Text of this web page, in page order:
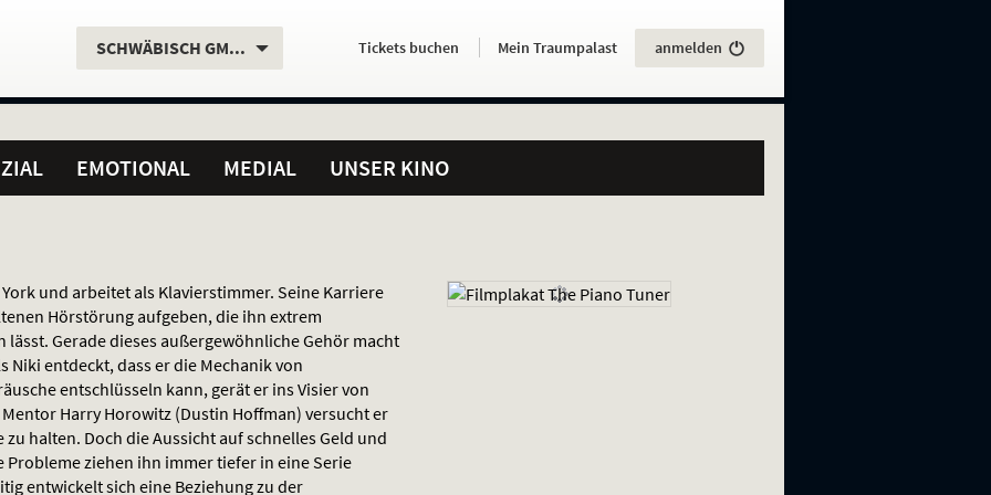
Aktueller
SCHWÄBISCH GMÜND. Servicefunktionen
Aktuelles
HierTickets buchen . Mein Traumpalast anmelden
EMOTIONAL MEDIAL UNSER KINO
und arbeitet als Klavierstimmer. Seine Karriere
Hörstörung aufgeben, die ihn extrem
Gerade dieses außergewöhnliche Gehör macht
entdeckt, dass er die Mechanik von
entschlüsseln kann, gerät er ins Visier von
Harry Horowitz (Dustin Hoffman) versucht er
halten. Doch die Aussicht auf schnelles Geld und
ziehen ihn immer tiefer in eine Serie
entwickelt sich eine Beziehung zu der